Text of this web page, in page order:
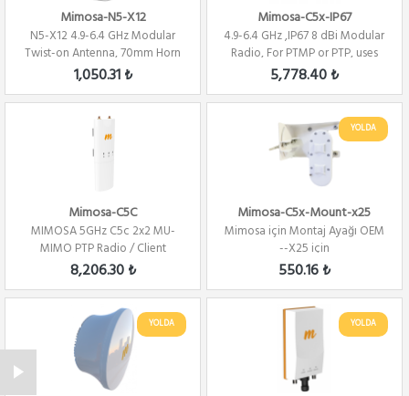
Mimosa-N5-X12
N5-X12 4.9-6.4 GHz Modular
Twist-on Antenna, 70mm Horn
for C5x onl...
1,050.31 ₺
Mimosa-C5x-IP67
4.9-6.4 GHz ,IP67 8 dBi Modular
Radio, For PTMP or PTP, uses
N5-X...
5,778.40 ₺
Mimosa-C5C
MIMOSA 5GHz C5c 2x2 MU-
MIMO PTP Radio / Client
8,206.30 ₺
YOLDA
Mimosa-C5x-Mount-x25
Mimosa için Montaj Ayağı OEM
--X25 için
550.16 ₺
YOLDA YOLDA